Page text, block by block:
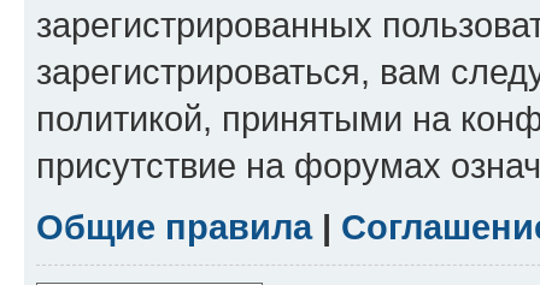
зарегистрированных
зарегистрироваться, вам
политикой, принятыми на
присутствие на форумах
Общие правила|